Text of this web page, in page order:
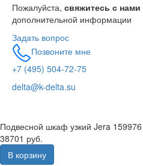
Пожалуйста, свяжитесь с нами
дополнительной информации
Задать вопрос
Позвоните мне
+7 (495) 504-72-75
delta@k-delta.su
Подвесной шкаф узкий Jera 159976
38701 руб.
В корзину